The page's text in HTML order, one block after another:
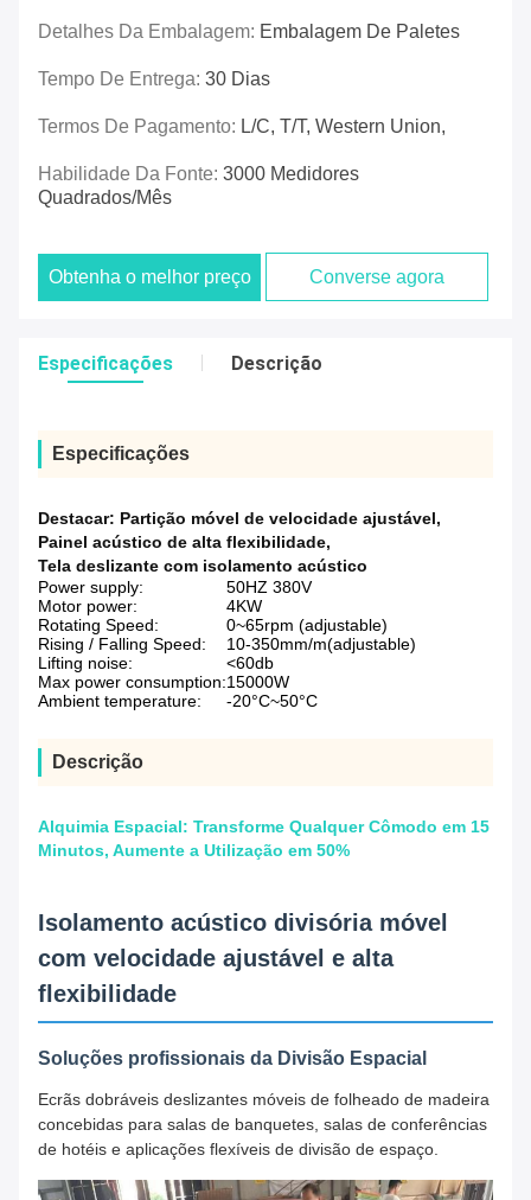
Detalhes Da Embalagem: Embalagem De Paletes
Tempo De Entrega: 30 Dias
Termos De Pagamento: L/C, T/T, Western Union,
Habilidade Da Fonte: 3000 Medidores
Quadrados/mês
Obtenha o melhor preço Converse agora
Especificações Descrição
Especificações
Destacar: Partição móvel de velocidade ajustável,
Painel acústico de alta flexibilidade,
Tela deslizante com isolamento acústico
Power supply:
50HZ 380V
Motor power:
4KW
Rotating Speed:
0~65rpm (adjustable)
Rising / Falling Speed:
10-350mm/m(adjustable)
Lifting noise:
<60db
Max power consumption:15000W
Ambient temperature:
-20°C~50°C
Descrição
Alquimia Espacial: Transforme Qualquer Cômodo em 15
Minutos, Aumente a Utilização em 50%
Isolamento acústico divisória móvel
com velocidade ajustável e alta
flexibilidade
Soluções profissionais da Divisão Espacial
Ecrãs dobráveis deslizantes móveis de folheado de madeira
concebidas para salas de banquetes, salas de conferências
de hotéis e aplicações flexíveis de divisão de espaço.